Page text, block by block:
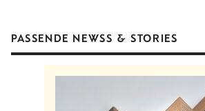
PASSENDE NEWSS & STORIES